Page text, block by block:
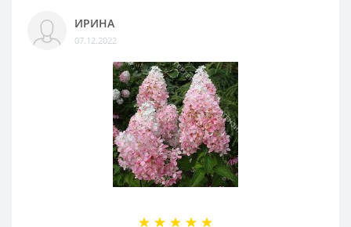
ИРИНА
07.12.2022